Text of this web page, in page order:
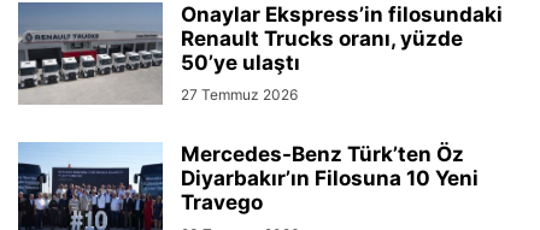
Onaylar Ekspress’in filosundaki
Renault Trucks oranı, yüzde
50’ye ulaştı
27 Temmuz 2026
Mercedes-Benz Türk’ten Öz
Diyarbakır’ın Filosuna 10 Yeni
Travego